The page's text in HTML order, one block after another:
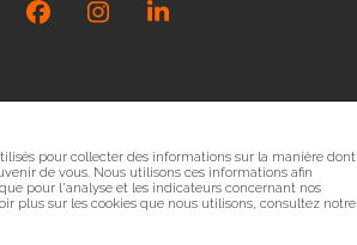
Facebook
InstagramLinkedIn
pour collecter des informations sur la manière dont
de vous. Nous utilisons ces informations afin
pour l'analyse et les indicateurs concernant nos
plus sur les cookies que nous utilisons, consultez notre